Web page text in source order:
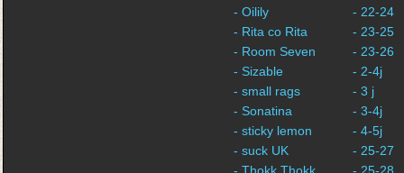
- Oilily
- Rita co Rita
- Room Seven
- Sizable
- small rags
- Sonatina
- sticky lemon
- suck UK
- 22-24
- 23-25
- 23-26
- 2-4j
- 3 j
- 3-4j
- 4-5j
- 25-27